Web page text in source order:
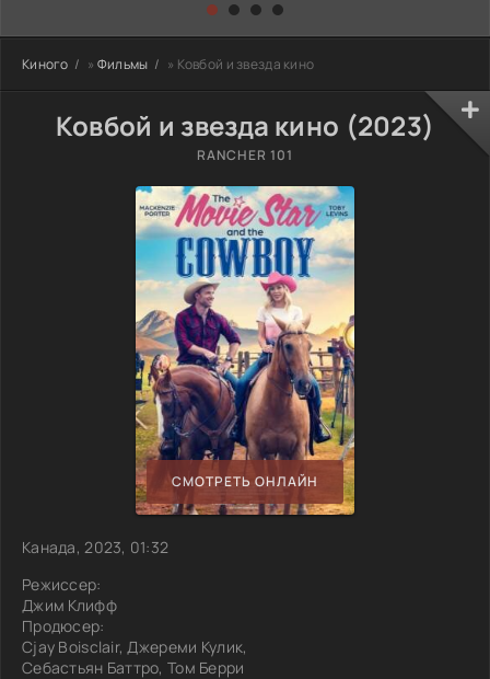
Киного » Фильмы » Ковбой и звезда кино
Ковбой и звезда кино (2023)
RANCHER 101
СМОТРЕТЬ ОНЛАЙН
Канада, 2023, 01:32
Режиссер:
Джим Клифф
Продюсер:
Cjay Boisclair, Джереми Кулик,
Себастьян Баттро, Том Берри